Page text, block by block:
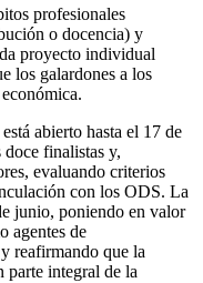
profesionales
o docencia) y
proyecto individual
los galardones a los
abierto hasta el 17 de
finalistas y,
evaluando criterios
con los ODS. La
junio, poniendo en valor
agentes de
reafirmando que la
parte integral de la